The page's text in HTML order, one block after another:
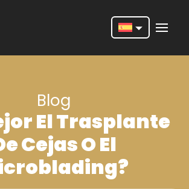
Deutsch
Português
Español
Blog
El Trasplante
Cejas O El